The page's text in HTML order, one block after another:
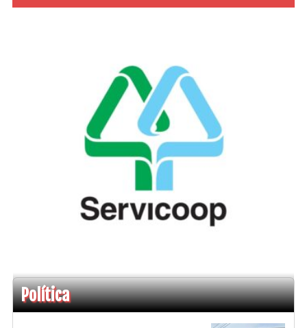
Política